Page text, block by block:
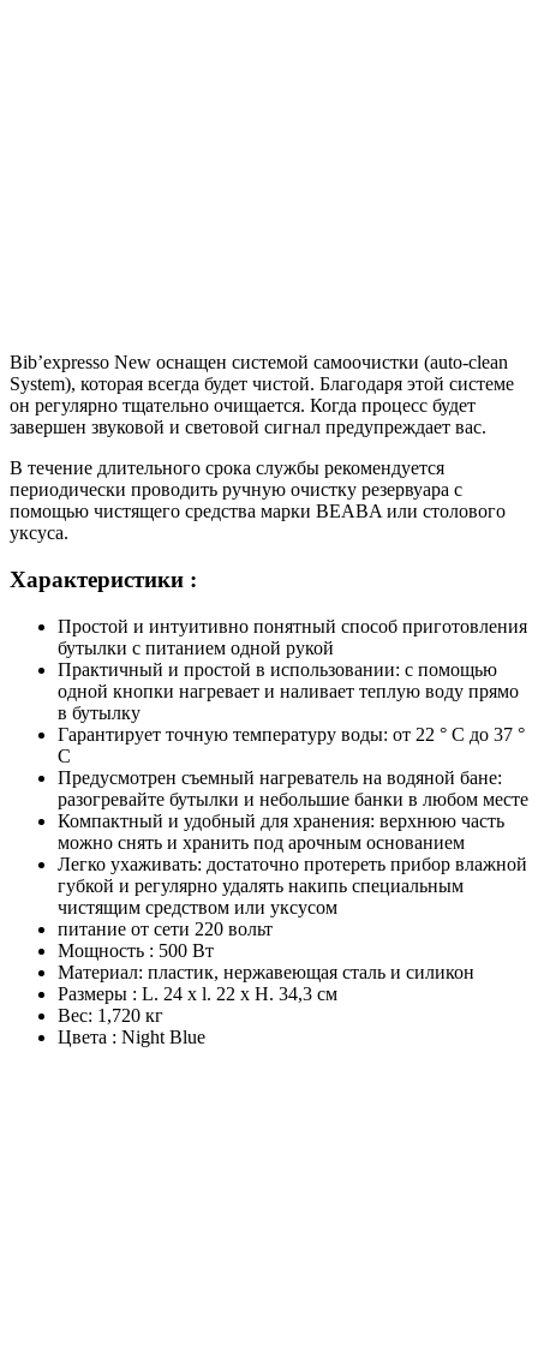
Bib’expresso New оснащен системой самоочистки (auto-clean
System), которая всегда будет чистой. Благодаря этой системе
он регулярно тщательно очищается. Когда процесс будет
завершен звуковой и световой сигнал предупреждает вас.
В течение длительного срока службы рекомендуется
периодически проводить ручную очистку резервуара с
помощью чистящего средства марки BEABA или столового
уксуса.
Характеристики :
Простой и интуитивно понятный способ приготовления
бутылки с питанием одной рукой
Практичный и простой в использовании: с помощью
одной кнопки нагревает и наливает теплую воду прямо
в бутылку
Гарантирует точную температуру воды: от 22 ° C до 37 °
C
Предусмотрен съемный нагреватель на водяной бане:
разогревайте бутылки и небольшие банки в любом месте
Компактный и удобный для хранения: верхнюю часть
можно снять и хранить под арочным основанием
Легко ухаживать: достаточно протереть прибор влажной
губкой и регулярно удалять накипь специальным
чистящим средством или уксусом
питание от сети 220 вольт
Мощность : 500 Вт
Материал: пластик, нержавеющая сталь и силикон
Размеры : L. 24 x l. 22 x H. 34,3 см
Вес: 1,720 кг
Цвета : Night Blue